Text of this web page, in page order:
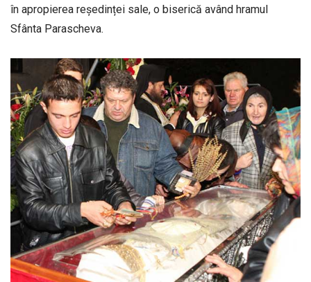
în apropierea reședinței sale, o biserică având hramul
Sfânta Parascheva.